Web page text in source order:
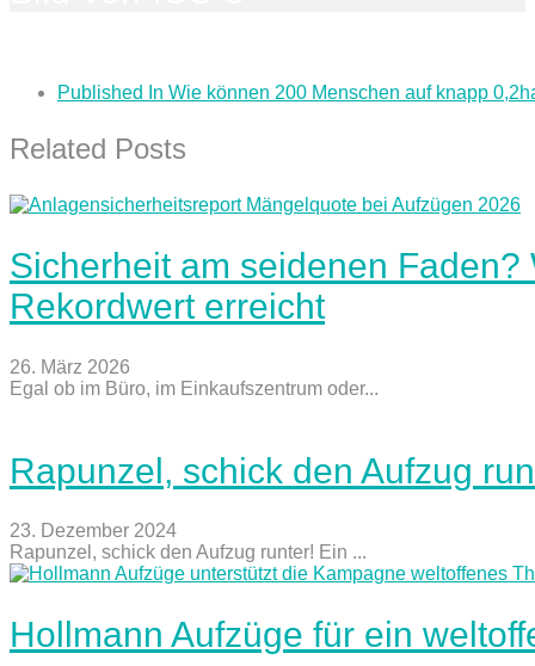
Published In Wie können 200 Menschen auf knapp
Related Posts
Sicherheit am seidenen
Rekordwert erreicht
26. März 2026
Egal ob im Büro, im Einkaufszentrum oder...
Rapunzel, schick den Aufzug
23. Dezember 2024
Rapunzel, schick den Aufzug runter! Ein ...
Hollmann Aufzüge für ein